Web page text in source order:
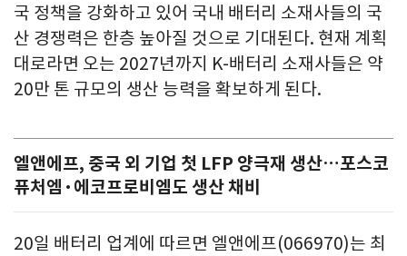
국 정책을 강화하고 있어 국내 배터리 소재사들의 국
산 경쟁력은 한층 높아질 것으로 기대된다. 현재 계획
대로라면 오는 2027년까지 K-배터리 소재사들은 약
20만 톤 규모의 생산 능력을 확보하게 된다.
엘앤에프, 중국 외 기업 첫 LFP 양극재 생산…포스코
퓨처엠·에코프로비엠도 생산 채비
20일 배터리 업계에 따르면 엘앤에프(066970)는 최